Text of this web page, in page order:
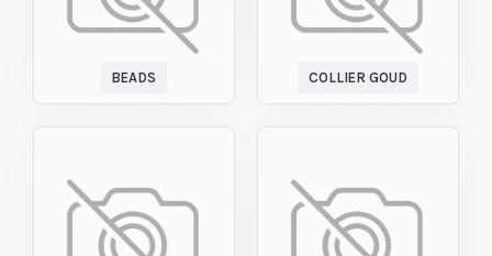
BEADS COLLIER GOUD